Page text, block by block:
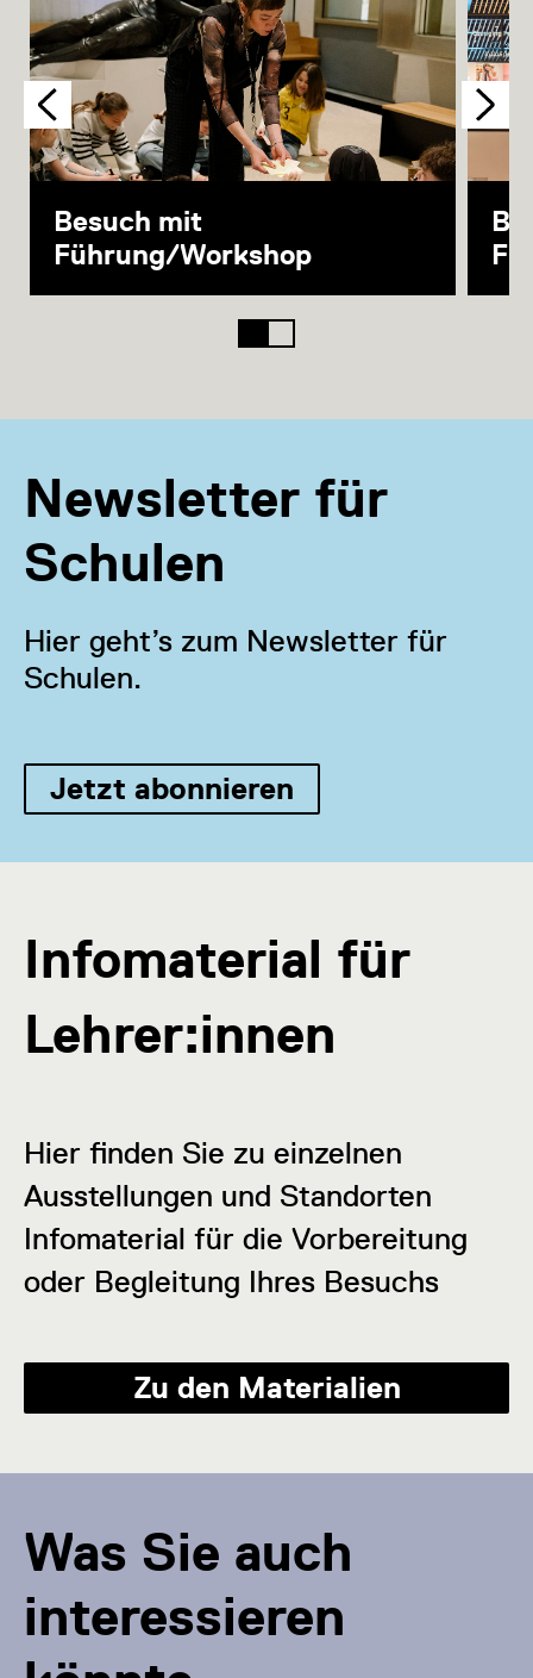
Besuch mit
Führung/Workshop
Newsletter für
Schulen
Hier geht’s zum Newsletter für
Schulen.
Jetzt abonnieren
Infomaterial für
Lehrer:innen
Hier finden Sie zu einzelnen
Ausstellungen und Standorten
Infomaterial für die Vorbereitung
oder Begleitung Ihres Besuchs
Zu den Materialien
Was Sie auch
interessieren